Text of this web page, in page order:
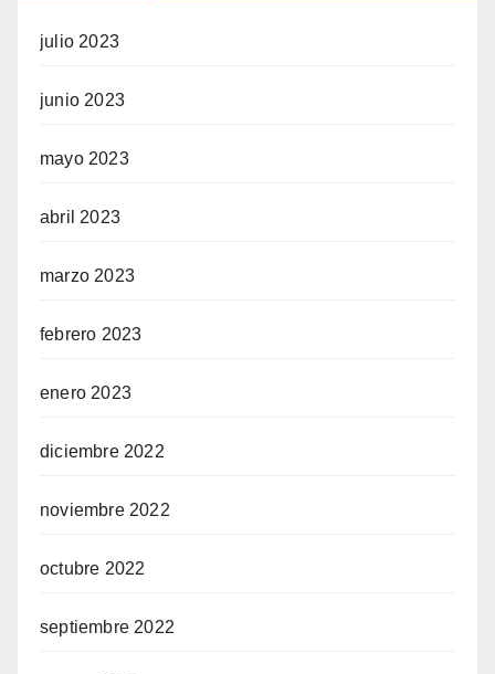
julio 2023
junio 2023
mayo 2023
abril 2023
marzo 2023
febrero 2023
enero 2023
diciembre 2022
noviembre 2022
octubre 2022
septiembre 2022